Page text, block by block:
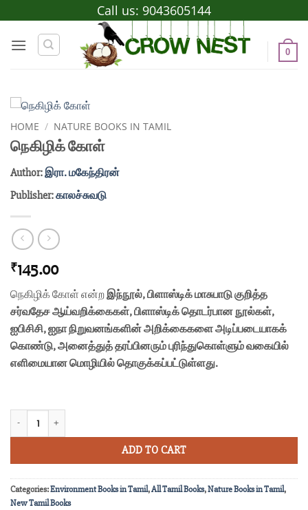
to
content
Call us: 9043605144
0
HOME / NATURE BOOKS IN TAMIL
நெகிழிக் கோள்
Author:இரா. மகேந்திரன்
Publisher:காலச்சுவடு
₹145.00
நெகிழிக் கோள் என்றஇந்நூல், பிளாஸ்டிக் மாசுபாடு குறித்த
சர்வதேச ஆய்வறிக்கைகள், பிளாஸ்டிக் தொடர்பான நூல்கள்,
ஐபிசிசி, ஐநா நிறுவனங்களின் அறிக்கைகளை அடிப்படையாகக்
கொண்டு, அனைத்துத் தரப்பினரும் புரிந்துகொள்ளும் வகையில்
எளிமையான மொழியில் தொகுக்கப்பட்டுள்ளது.
ADD TO CART
Categories:Environment Books in Tamil,All Tamil Books,Nature Books in Tamil,
New Tamil Books